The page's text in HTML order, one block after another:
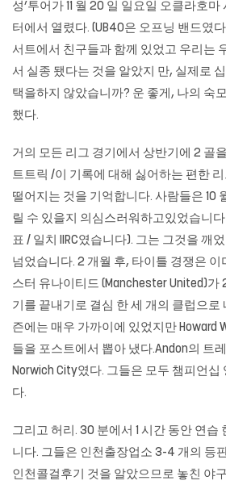
성’투어가 11 월 20 일 일요일 오클라호
터에서 열렸다. (UB40은 오프닝 밴드였
서트에서 친구들과 함께 있었고 우리는
서 실종 됐다는 것을 알았지 만, 실제로
택을하지 않았습니까? 운 좋게, 나의 숙
했다.
거의 모든 리그 경기에서 상반기에 2 골
트트릭 /이 기록에 대해 싫어하는 편한
떨어지는 것을 기억합니다. 사람들은 10
릴 수 있을지 의심스러워하고있었습니
표 / 일치 IIRC였습니다). 그는 그것을 깨
넘었습니다. 2 개월 후, 타이틀 경쟁은 이
스터 유나이티드 (Manchester United)가
기를 끝내기로 결심 한 세 개의 클럽으로
즌에는 매우 가까이에 있었지만 Howard
들을 포스트에서 뽑아 냈다.Andon의 트
Norwich City였다. 그들은 모두 챔피언십
다.
그리고 허리. 30 분에서 1 시간 동안 연습
니다. 그들은 인천출장업소 3-4 개의 등
인천콜걸후기 것을 알았으므로 놓친 야